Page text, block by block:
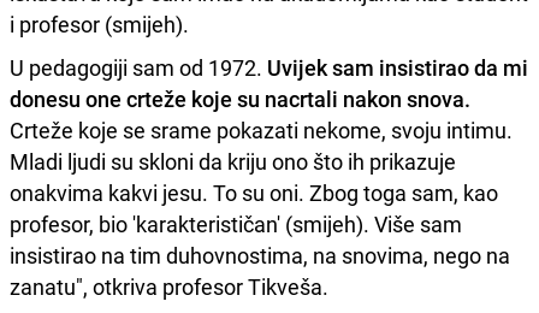
i profesor (smijeh).
U pedagogiji sam od 1972. Uvijek sam insistirao da mi
donesu one crteže koje su nacrtali nakon snova.
Crteže koje se srame pokazati nekome, svoju intimu.
Mladi ljudi su skloni da kriju ono što ih prikazuje
onakvima kakvi jesu. To su oni. Zbog toga sam, kao
profesor, bio 'karakterističan' (smijeh). Više sam
insistirao na tim duhovnostima, na snovima, nego na
zanatu", otkriva profesor Tikveša.